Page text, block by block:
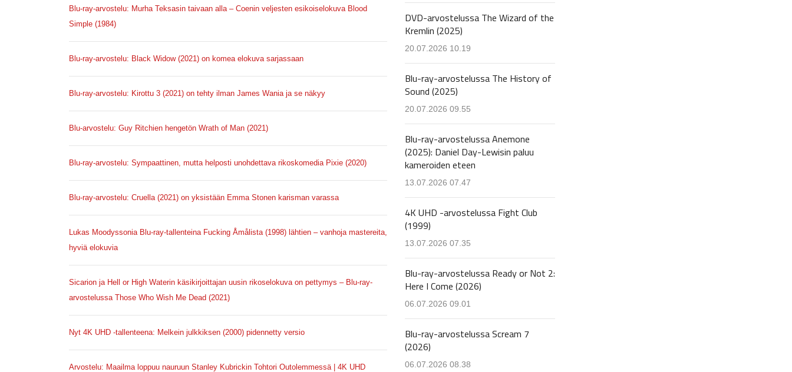
Blu-ray-arvostelu: Murha Teksasin taivaan alla – Coenin veljesten esikoiselokuva Blood
Simple (1984)
Blu-ray-arvostelu: Black Widow (2021) on komea elokuva sarjassaan
Blu-ray-arvostelu: Kirottu 3 (2021) on tehty ilman James Wania ja se näkyy
Blu-arvostelu: Guy Ritchien hengetön Wrath of Man (2021)
Blu-ray-arvostelu: Sympaattinen, mutta helposti unohdettava rikoskomedia Pixie (2020)
Blu-ray-arvostelu: Cruella (2021) on yksistään Emma Stonen karisman varassa
Lukas Moodyssonia Blu-ray-tallenteina Fucking Åmålista (1998) lähtien – vanhoja mastereita,
hyviä elokuvia
Sicarion ja Hell or High Waterin käsikirjoittajan uusin rikoselokuva on pettymys – Blu-ray-
arvostelussa Those Who Wish Me Dead (2021)
Nyt 4K UHD -tallenteena: Melkein julkkiksen (2000) pidennetty versio
Arvostelu: Maailma loppuu nauruun Stanley Kubrickin Tohtori Outolemmessä | 4K UHD
DVD-arvostelussa The Wizard of the
Kremlin (2025)
20.07.2026 10.19
Blu-ray-arvostelussa The History of
Sound (2025)
20.07.2026 09.55
Blu-ray-arvostelussa Anemone
(2025): Daniel Day-Lewisin paluu
kameroiden eteen
13.07.2026 07.47
4K UHD -arvostelussa Fight Club
(1999)
13.07.2026 07.35
Blu-ray-arvostelussa Ready or Not 2:
Here I Come (2026)
06.07.2026 09.01
Blu-ray-arvostelussa Scream 7
(2026)
06.07.2026 08.38